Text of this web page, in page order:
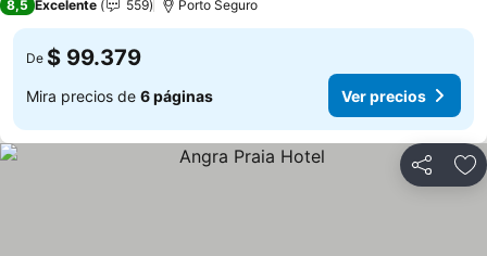
8,5 Excelente 559 Porto Seguro
De $ 99.379
Mira precios de 6 páginas Ver precios
Compartir